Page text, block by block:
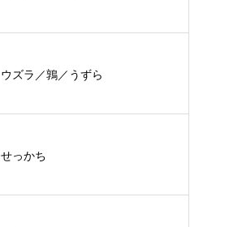
ウズラ／鶉／うずら
せっかち